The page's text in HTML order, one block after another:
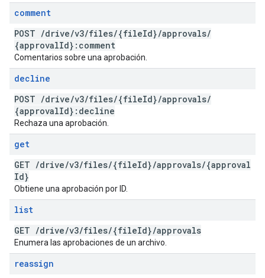
comment
POST /drive/v3/files/{fileId}/approvals/
{approvalId}:comment
Comentarios sobre una aprobación.
decline
POST /drive/v3/files/{fileId}/approvals/
{approvalId}:decline
Rechaza una aprobación.
get
GET /drive/v3/files/{fileId}/approvals/{approval
Id}
Obtiene una aprobación por ID.
list
GET /drive/v3/files/{fileId}/approvals
Enumera las aprobaciones de un archivo.
reassign